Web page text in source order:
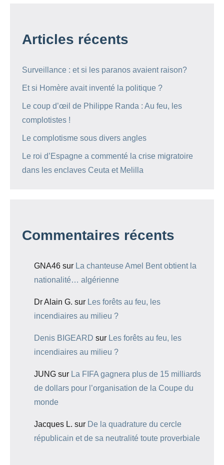
Articles récents
Surveillance : et si les paranos avaient raison?
Et si Homère avait inventé la politique ?
Le coup d’œil de Philippe Randa : Au feu, les
complotistes !
Le complotisme sous divers angles
Le roi d’Espagne a commenté la crise migratoire
dans les enclaves Ceuta et Melilla
Commentaires récents
GNA46 sur La chanteuse Amel Bent obtient la
nationalité… algérienne
Dr Alain G. sur Les forêts au feu, les
incendiaires au milieu ?
Denis BIGEARD sur Les forêts au feu, les
incendiaires au milieu ?
JUNG sur La FIFA gagnera plus de 15 milliards
de dollars pour l’organisation de la Coupe du
monde
Jacques L. sur De la quadrature du cercle
républicain et de sa neutralité toute proverbiale